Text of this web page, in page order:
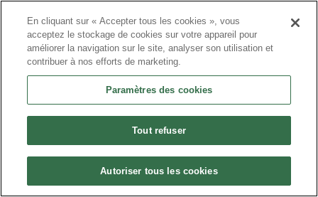
PATIENTS
MÉDECINS
PAYEURS
CARRIÈRES
CONTACTEZ-NOUS
BIONET
En cliquant sur « Accepter tous les cookies », vous
acceptez le stockage de cookies sur votre appareil pour
améliorer la navigation sur le site, analyser son utilisation et
contribuer à nos efforts de marketing.
Paramètres des cookies
Tout refuser
Autoriser tous les cookies